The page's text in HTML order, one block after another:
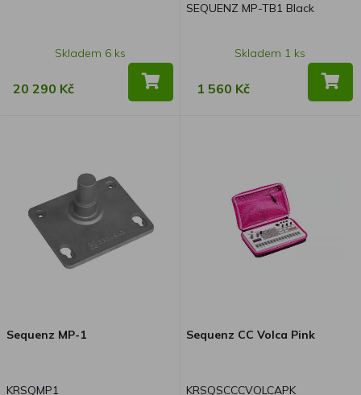
Skladem 6 ks
20 290 Kč
SEQUENZ MP-TB1 Black
Skladem 1 ks
1 560 Kč
Sequenz MP-1
KRSQMP1
Sequenz CC Volca Pink
KRSQSCCCVOLCAPK